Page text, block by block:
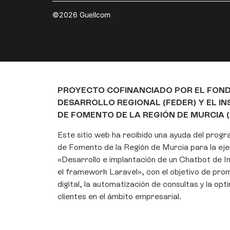
©2026 Guellcom
PROYECTO COFINANCIADO POR EL
DESARROLLO REGIONAL (FEDER) Y EL
DE FOMENTO DE LA REGIÓN DE MURCIA
Este sitio web ha recibido una ayuda del
de Fomento de la Región de Murcia para la
«Desarrollo e implantación de un Chatbot de
el framework Laravel», con el objetivo de
digital, la automatización de consultas y la
clientes en el ámbito empresarial.